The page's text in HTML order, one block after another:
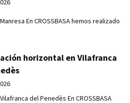
En CROSSBASA hemos realizado
horizontal en Vilafranca
del Penedès En CROSSBASA